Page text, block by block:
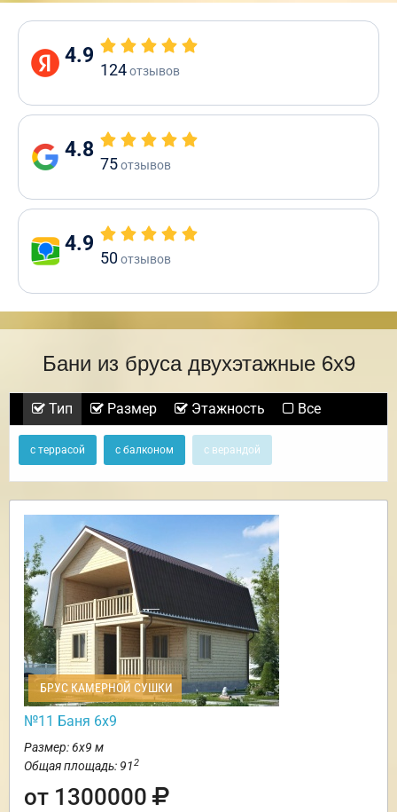
4.9
124отзывов
4.8
75отзывов
4.9
50отзывов
Бани из бруса двухэтажные 6х9
Тип Размер Этажность Все
с террасой с балконом с верандой
БРУС КАМЕРНОЙ СУШКИ
№11 Баня 6х9
Размер: 6х9 м
Общая площадь: 912
от 1300000